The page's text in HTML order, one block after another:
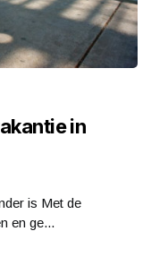
in
is Met de
en ge...